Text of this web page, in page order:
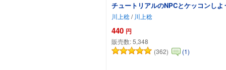
チュートリアルのNPCとケッコンしよ
川上稔/ 川上稔
440 円
販売数:5,348
(362)
(1)